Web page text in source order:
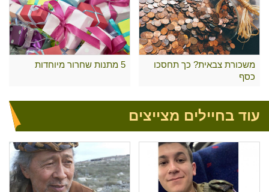
משכורת צבאית? כך תחסכו
כסף
5 מתנות שחרור מיוחדות
עוד בחיילים מצייצים